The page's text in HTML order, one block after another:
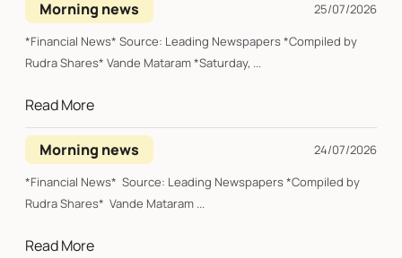
Morning news
25/07/2026
*Financial News* Source: Leading Newspapers *Compiled by
Rudra Shares* Vande Mataram *Saturday, ...
Read More
Morning news
24/07/2026
*Financial News* Source: Leading Newspapers *Compiled by
Rudra Shares* Vande Mataram ...
Read More